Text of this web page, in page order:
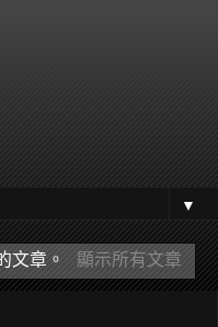
▼
文章。 顯示所有文章